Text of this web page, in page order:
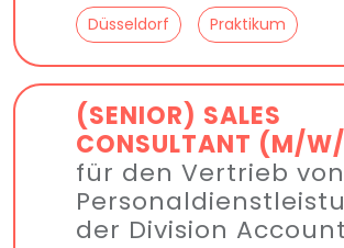
Düsseldorf Praktikum
(SENIOR) SALES
CONSULTANT (M/
für den Vertrieb von
der Division